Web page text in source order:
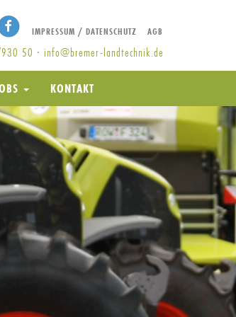
IMPRESSUM / DATENSCHUTZ AGB
50 · info@bremer-landtechnik.de
KONTAKT